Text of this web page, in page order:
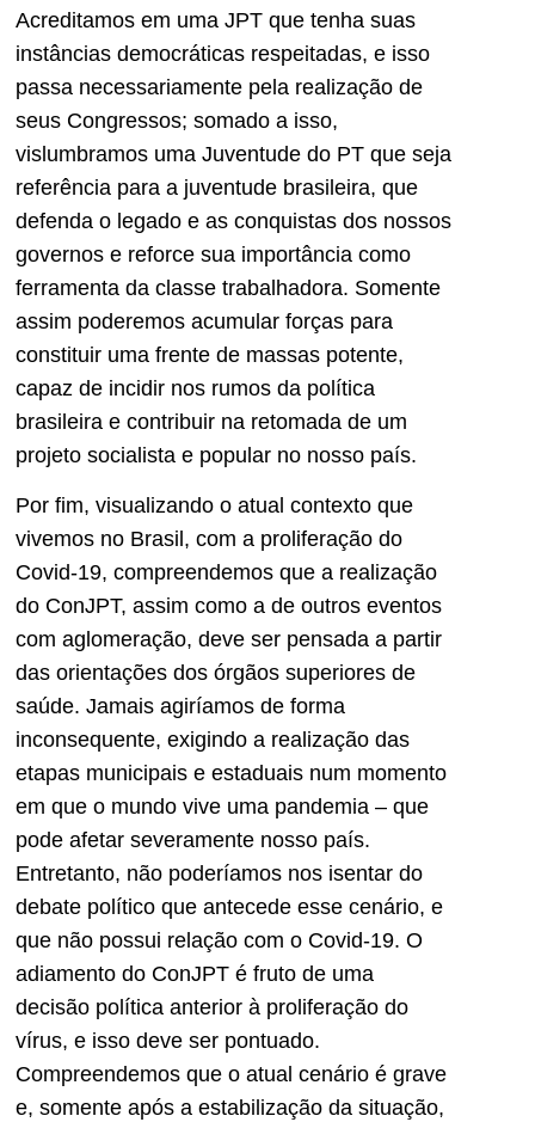
Acreditamos em uma JPT que tenha suas
instâncias democráticas respeitadas, e isso
passa necessariamente pela realização de
seus Congressos; somado a isso,
vislumbramos uma Juventude do PT que seja
referência para a juventude brasileira, que
defenda o legado e as conquistas dos nossos
governos e reforce sua importância como
ferramenta da classe trabalhadora. Somente
assim poderemos acumular forças para
constituir uma frente de massas potente,
capaz de incidir nos rumos da política
brasileira e contribuir na retomada de um
projeto socialista e popular no nosso país.
Por fim, visualizando o atual contexto que
vivemos no Brasil, com a proliferação do
Covid-19, compreendemos que a realização
do ConJPT, assim como a de outros eventos
com aglomeração, deve ser pensada a partir
das orientações dos órgãos superiores de
saúde. Jamais agiríamos de forma
inconsequente, exigindo a realização das
etapas municipais e estaduais num momento
em que o mundo vive uma pandemia – que
pode afetar severamente nosso país.
Entretanto, não poderíamos nos isentar do
debate político que antecede esse cenário, e
que não possui relação com o Covid-19. O
adiamento do ConJPT é fruto de uma
decisão política anterior à proliferação do
vírus, e isso deve ser pontuado.
Compreendemos que o atual cenário é grave
e, somente após a estabilização da situação,